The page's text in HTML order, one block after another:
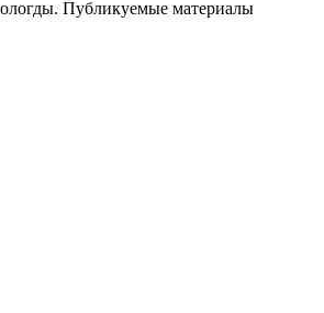
Публикуемые материалы